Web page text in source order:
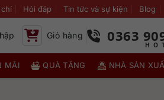
Hỏi đáp Tin tức và sự kiện Blog
Giỏ hàng 0363
MÃI QUÀ TẶNG NHÀ SẢN